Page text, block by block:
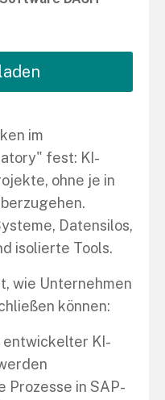
im
fest: KI-
ohne je in
Datensilos,
isolierte Tools.
wie Unternehmen
können:
entwickelter KI-
Prozesse in SAP-